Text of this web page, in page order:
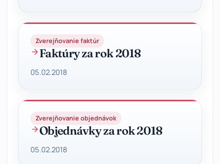
Zverejňovanie faktúr
Faktúry za rok 2018
05.02.2018
Zverejňovanie objednávok
Objednávky za rok 2018
05.02.2018